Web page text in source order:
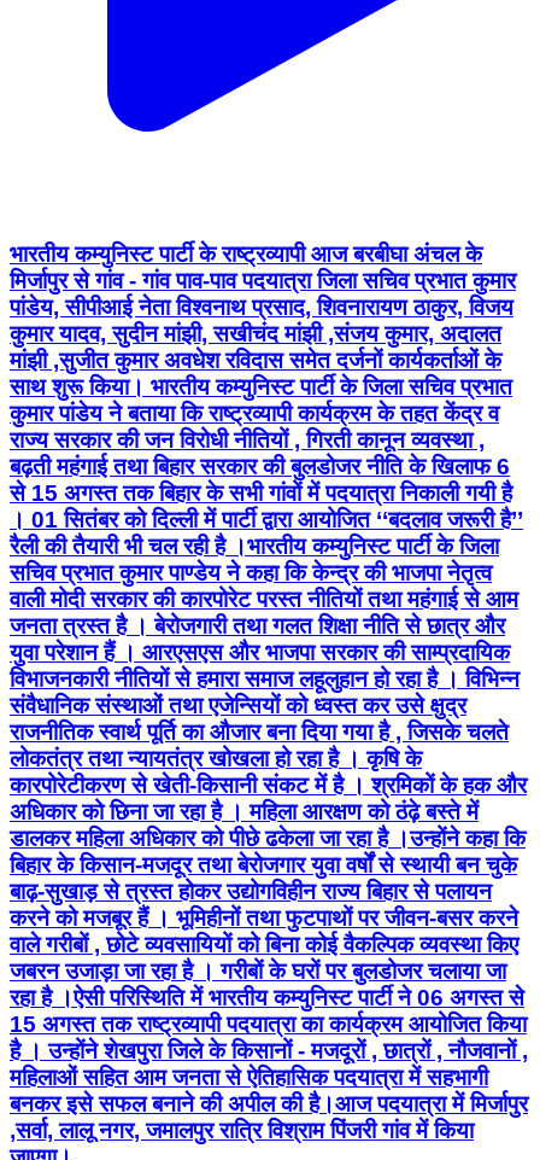
भारतीय कम्युनिस्ट पार्टी के राष्ट्रव्यापी आज बरबीघा अंचल के
मिर्जापुर से गांव - गांव पाव-पाव पदयात्रा जिला सचिव प्रभात कुमार
पांडेय, सीपीआई नेता विश्वनाथ प्रसाद, शिवनारायण ठाकुर, विजय
कुमार यादव, सुदीन मांझी, सखीचंद मांझी ,संजय कुमार, अदालत
मांझी ,सुजीत कुमार अवधेश रविदास समेत दर्जनों कार्यकर्ताओं के
साथ शुरू किया। भारतीय कम्युनिस्ट पार्टी के जिला सचिव प्रभात
कुमार पांडेय ने बताया कि राष्ट्रव्यापी कार्यक्रम के तहत केंद्र व
राज्य सरकार की जन विरोधी नीतियों , गिरती कानून व्यवस्था ,
बढ़ती महंगाई तथा बिहार सरकार की बुलडोजर नीति के खिलाफ 6
से 15 अगस्त तक बिहार के सभी गांवों में पदयात्रा निकाली गयी है
। 01 सितंबर को दिल्ली में पार्टी द्वारा आयोजित ‘‘बदलाव जरूरी है’’
रैली की तैयारी भी चल रही है ।भारतीय कम्युनिस्ट पार्टी के जिला
सचिव प्रभात कुमार पाण्डेय ने कहा कि केन्द्र की भाजपा नेतृत्व
वाली मोदी सरकार की कारपोरेट परस्त नीतियों तथा महंगाई से आम
जनता त्रस्त है । बेरोजगारी तथा गलत शिक्षा नीति से छात्र और
युवा परेशान हैं । आरएसएस और भाजपा सरकार की साम्प्रदायिक
विभाजनकारी नीतियों से हमारा समाज लहूलुहान हो रहा है । विभिन्न
संवैधानिक संस्थाओं तथा एजेन्सियों को ध्वस्त कर उसे क्षुद्र
राजनीतिक स्वार्थ पूर्ति का औजार बना दिया गया है , जिसके चलते
लोकतंत्र तथा न्यायतंत्र खोखला हो रहा है । कृषि के
कारपोरेटीकरण से खेती-किसानी संकट में है । श्रमिकों के हक और
अधिकार को छिना जा रहा है । महिला आरक्षण को ठंढ़े बस्ते में
डालकर महिला अधिकार को पीछे ढकेला जा रहा है ।उन्होंने कहा कि
बिहार के किसान-मजदूर तथा बेरोजगार युवा वर्षों से स्थायी बन चुके
बाढ़-सुखाड़ से त्रस्त होकर उद्योगविहीन राज्य बिहार से पलायन
करने को मजबूर हैं । भूमिहीनों तथा फुटपाथों पर जीवन-बसर करने
वाले गरीबों , छोटे व्यवसायियों को बिना कोई वैकल्पिक व्यवस्था किए
जबरन उजाड़ा जा रहा है । गरीबों के घरों पर बुलडोजर चलाया जा
रहा है ।ऐसी परिस्थिति में भारतीय कम्युनिस्ट पार्टी ने 06 अगस्त से
15 अगस्त तक राष्ट्रव्यापी पदयात्रा का कार्यक्रम आयोजित किया
है । उन्होंने शेखपुरा जिले के किसानों - मजदूरों , छात्रों , नौजवानों ,
महिलाओं सहित आम जनता से ऐतिहासिक पदयात्रा में सहभागी
बनकर इसे सफल बनाने की अपील की है।आज पदयात्रा में मिर्जापुर
,सर्वा, लालू नगर, जमालपुर रात्रि विश्राम पिंजरी गांव में किया